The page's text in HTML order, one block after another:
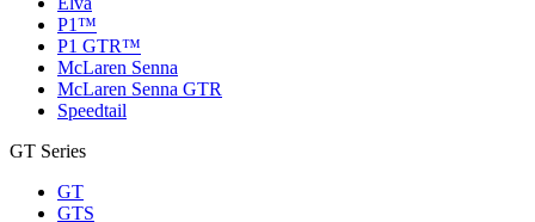
P1™
P1 GTR™
McLaren Senna
McLaren Senna GTR
Speedtail
GT Series
GT
GTS